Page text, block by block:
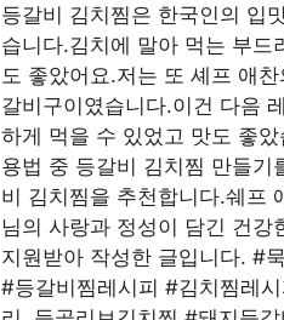
등갈비 김치찜은 한국인의 입
습니다.김치에 말아 먹는 부드
도 좋았어요.저는 또 셰프 애
갈비구이였습니다.이건 다음
하게 먹을 수 있었고 맛도 좋
용법 중 등갈비 김치찜 만들
비 김치찜을 추천합니다.쉐프
님의 사랑과 정성이 담긴 건
지원받아 작성한 글입니다. #
#등갈비찜레시피 #김치찜레